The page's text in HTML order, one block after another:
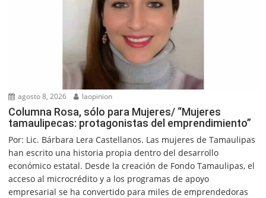
agosto 8, 2026 laopinion
Columna Rosa, sólo para Mujeres/ “Mujeres
tamaulipecas: protagonistas del emprendimiento”
Por: Lic. Bárbara Lera Castellanos. Las mujeres de Tamaulipas
han escrito una historia propia dentro del desarrollo
económico estatal. Desde la creación de Fondo Tamaulipas, el
acceso al microcrédito y a los programas de apoyo
empresarial se ha convertido para miles de emprendedoras